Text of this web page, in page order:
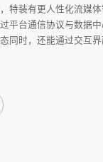
特装有更人性化流媒
平台通信协议与数据
同时，还能通过交互